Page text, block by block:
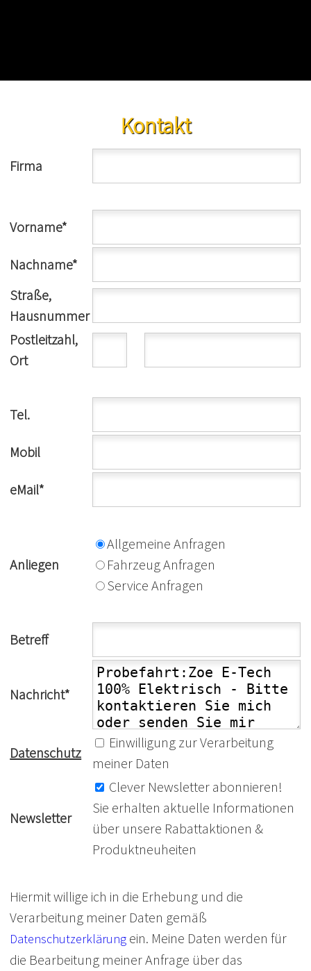
RENAULT KONFIGURATOR
Termin vereinbaren
Kontakt
Firma
Vorname*
Nachname*
Straße,
Hausnummer
Postleitzahl,
Ort
Tel.
Mobil
eMail*
Anliegen
Allgemeine Anfragen
Fahrzeug Anfragen
Service Anfragen
Betreff
Nachricht*
Datenschutz
Einwilligung zur Verarbeitung
meiner Daten
Newsletter
Clever Newsletter abonnieren!
Sie erhalten aktuelle Informationen
über unsere Rabattaktionen &
Produktneuheiten
Hiermit willige ich in die Erhebung und die
Verarbeitung meiner Daten gemäß
Datenschutzerklärung ein. Meine Daten werden für
die Bearbeitung meiner Anfrage über das